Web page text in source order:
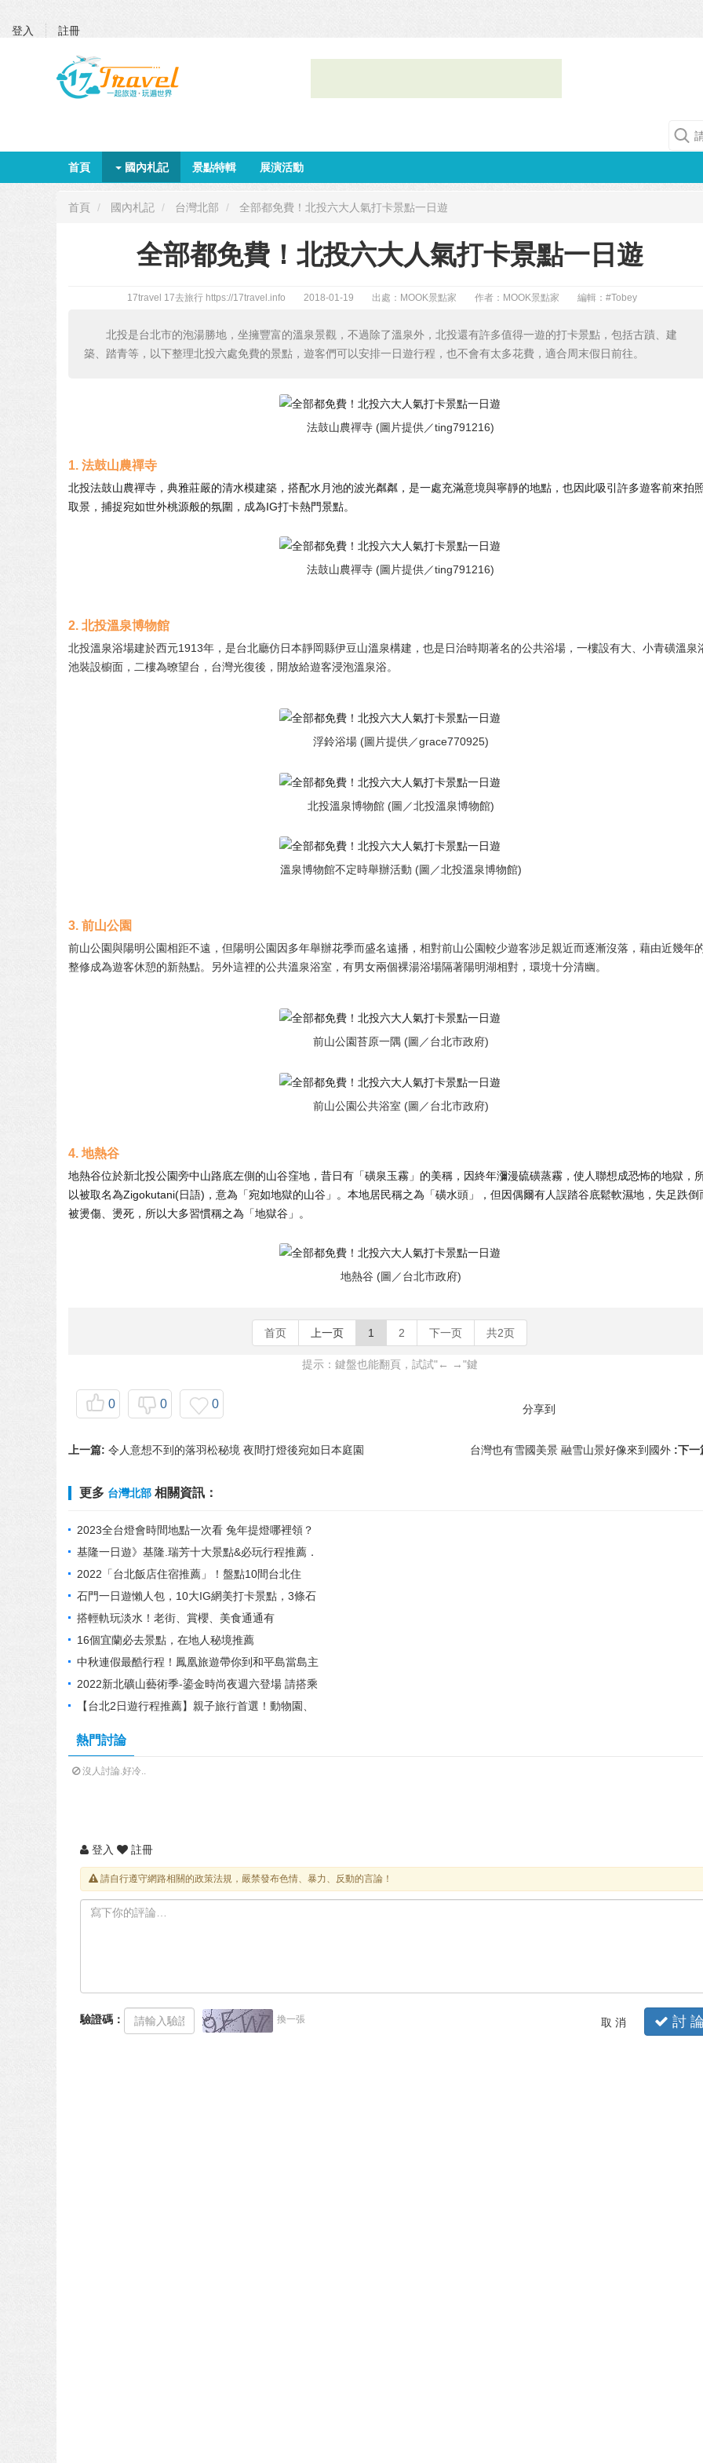
登入 註冊
首頁 國內札記 景點特輯 展演活動
首頁 國內札記 台灣北部 全部都免費！北投六大人氣打卡景點一日遊
全部都免費！北投六大人氣打卡景點一日遊
17travel 17去旅行https://17travel.info 2018-01-19 出處：MOOK景點家 作者：MOOK景點家 編輯： #Tobey
北投是台北市的泡湯勝地，坐擁豐富的溫泉景觀，不過除了溫泉外，北投還有許多值得一遊的打卡景點，包括古蹟、建
築、踏青等，以下整理北投六處免費的景點，遊客們可以安排一日遊行程，也不會有太多花費，適合周末假日前往。
法鼓山農禪寺 (圖片提供／ting791216)
1. 法鼓山農禪寺
北投法鼓山農禪寺，典雅莊嚴的清水模建築，搭配水月池的波光粼粼，是一處充滿意境與寧靜的地點，也因此吸引許多遊客前來拍
取景，捕捉宛如世外桃源般的氛圍，成為IG打卡熱門景點。
法鼓山農禪寺 (圖片提供／ting791216)
2. 北投溫泉博物館
北投溫泉浴場建於西元1913年，是台北廳仿日本靜岡縣伊豆山溫泉構建，也是日治時期著名的公共浴場，一樓設有大、小青磺溫泉
池裝設櫥面，二樓為暸望台，台灣光復後，開放給遊客浸泡溫泉浴。
浮鈴浴場 (圖片提供／grace770925)
北投溫泉博物館 (圖／北投溫泉博物館)
溫泉博物館不定時舉辦活動 (圖／北投溫泉博物館)
3. 前山公園
前山公園與陽明公園相距不遠，但陽明公園因多年舉辦花季而盛名遠播，相對前山公園較少遊客涉足親近而逐漸沒落，藉由近幾年
整修成為遊客休憩的新熱點。另外這裡的公共溫泉浴室，有男女兩個裸湯浴場隔著陽明湖相對，環境十分清幽。
前山公園苔原一隅 (圖／台北市政府)
前山公園公共浴室 (圖／台北市政府)
4. 地熱谷
地熱谷位於新北投公園旁中山路底左側的山谷窪地，昔日有「磺泉玉霧」的美稱，因終年瀰漫硫磺蒸霧，使人聯想成恐怖的地獄，
以被取名為Zigokutani(日語)，意為「宛如地獄的山谷」。本地居民稱之為「磺水頭」，但因偶爾有人誤踏谷底鬆軟濕地，失足跌倒
被燙傷、燙死，所以大多習慣稱之為「地獄谷」。
地熱谷 (圖／台北市政府)
首页 上一页 1 2 下一页 共2页
提示：鍵盤也能翻頁，試試"← →"鍵
分享到
0 0 0
上一篇: 令人意想不到的落羽松秘境 夜間打燈後宛如日本庭園 台灣也有雪國美景 融雪山景好像來到國外 :下一
更多 台灣北部 相關資訊：
2023全台燈會時間地點一次看 兔年提燈哪裡領？
這地方還發紀念銀幣！
基隆一日遊》基隆.瑞芳十大景點&必玩行程推薦．
看海放空的小旅行
2022「台北飯店住宿推薦」！盤點10間台北住
宿，交通便利、絕美設計感
石門一日遊懶人包，10大IG網美打卡景點，3條石
門旅遊路線規劃，必吃美食推薦＠瑪姬幸福過日子
搭輕軌玩淡水！老街、賞櫻、美食通通有
16個宜蘭必去景點，在地人秘境推薦
中秋連假最酷行程！鳳凰旅遊帶你到和平島當島主
探索夢幻秘境
2022新北礦山藝術季-鎏金時尚夜週六登場 請搭乘
大眾運輸
【台北2日遊行程推薦】親子旅行首選！動物園、
熱門討論
沒人討論.好冷..
登入 註冊
請自行遵守網路相關的政策法規，嚴禁發布色情、暴力、反動的言論！
驗證碼： 換一張 討
取 消